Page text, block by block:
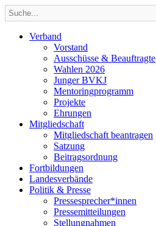
Verband
Vorstand
Ausschüsse & Beauftragte
Wahlen 2026
Junger BVKJ
Mentoringprogramm
Projekte
Ehrungen
Mitgliedschaft
Mitgliedschaft beantragen
Satzung
Beitragsordnung
Fortbildungen
Landesverbände
Politik & Presse
Pressesprecher*innen
Pressemitteilungen
Stellungnahmen